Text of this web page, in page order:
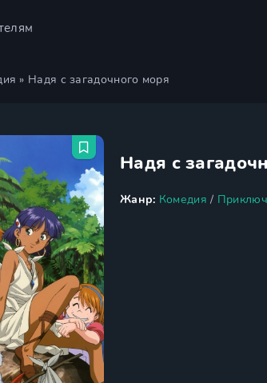
» Надя с загадочного моря
Надя с
Жанр: Комедия /